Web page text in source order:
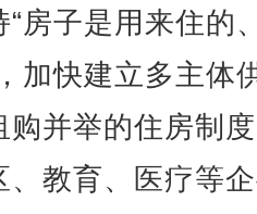
房子是用来住的
加快建立多主体
购并举的住房制
、教育、医疗等